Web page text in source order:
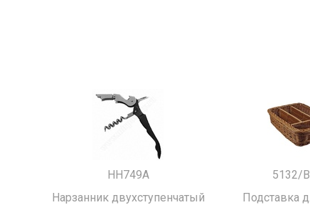
HH749A
Нарзанник двухступенчатый
5132/
Подставка